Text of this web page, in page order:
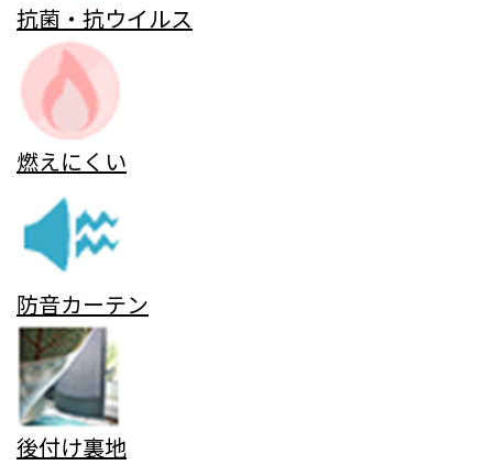
抗菌・抗ウイルス
燃えにくい
防音カーテン
後付け裏地